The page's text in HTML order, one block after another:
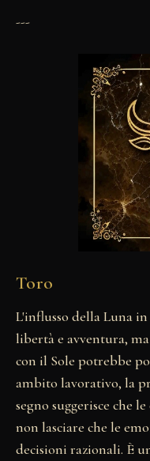
---
Toro
L'influsso della Luna
libertà e avventura,
con il Sole potrebbe
ambito lavorativo, la
segno suggerisce che
non lasciare che le
decisioni razionali. È